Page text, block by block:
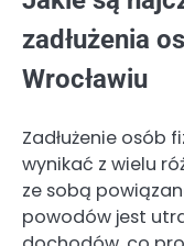
zadłużenia
Wrocławiu
Zadłużenie osób
wynikać z wielu
ze sobą
powodów jest